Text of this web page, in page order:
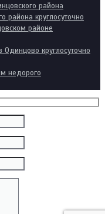
района
района круглосуточно
районе
круглосуточно
недорого